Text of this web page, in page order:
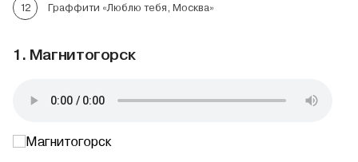
12 Граффити «Люблю тебя, Москва»
1. Магнитогорск